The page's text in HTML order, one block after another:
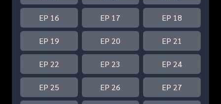
EP 16 EP 17 EP 18
EP 19 EP 20 EP 21
EP 22 EP 23 EP 24
EP 25 EP 26 EP 27